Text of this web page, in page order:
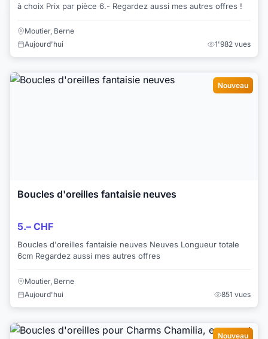
à choix Prix par pièce 6.- Regardez aussi mes autres offres !
Moutier, Berne
Aujourd'hui
1'982 vues
Nouveau
Boucles d'oreilles fantaisie neuves
5.– CHF
Boucles d'oreilles fantaisie neuves Neuves Longueur totale
6cm Regardez aussi mes autres offres
Moutier, Berne
Aujourd'hui
851 vues
Nouveau